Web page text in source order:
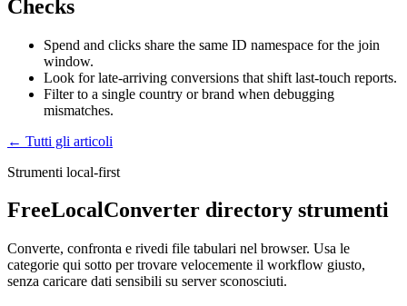
Checks
Spend and clicks share the same ID namespace for the join
window.
Look for late-arriving conversions that shift last-touch reports.
Filter to a single country or brand when debugging
mismatches.
← Tutti gli articoli
Strumenti local-first
FreeLocalConverter directory strumenti
Converte, confronta e rivedi file tabulari nel browser. Usa le
categorie qui sotto per trovare velocemente il workflow giusto,
senza caricare dati sensibili su server sconosciuti.